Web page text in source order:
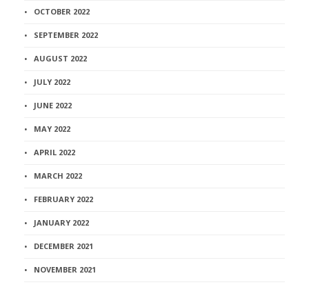
OCTOBER 2022
SEPTEMBER 2022
AUGUST 2022
JULY 2022
JUNE 2022
MAY 2022
APRIL 2022
MARCH 2022
FEBRUARY 2022
JANUARY 2022
DECEMBER 2021
NOVEMBER 2021